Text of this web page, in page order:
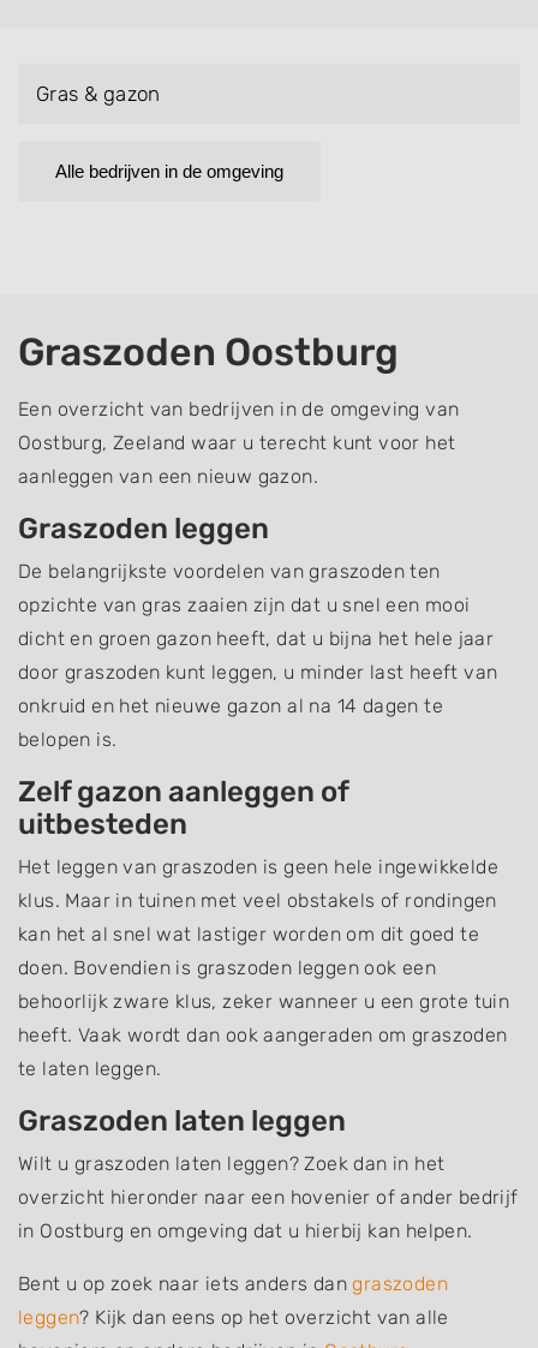
Gras & gazon
Alle bedrijven in de omgeving
Graszoden Oostburg
Een overzicht van bedrijven in de omgeving van
Oostburg, Zeeland waar u terecht kunt voor het
aanleggen van een nieuw gazon.
Graszoden leggen
De belangrijkste voordelen van graszoden ten
opzichte van gras zaaien zijn dat u snel een mooi
dicht en groen gazon heeft, dat u bijna het hele jaar
door graszoden kunt leggen, u minder last heeft van
onkruid en het nieuwe gazon al na 14 dagen te
belopen is.
Zelf gazon aanleggen of
uitbesteden
Het leggen van graszoden is geen hele ingewikkelde
klus. Maar in tuinen met veel obstakels of rondingen
kan het al snel wat lastiger worden om dit goed te
doen. Bovendien is graszoden leggen ook een
behoorlijk zware klus, zeker wanneer u een grote tuin
heeft. Vaak wordt dan ook aangeraden om graszoden
te laten leggen.
Graszoden laten leggen
Wilt u graszoden laten leggen? Zoek dan in het
overzicht hieronder naar een hovenier of ander bedrijf
in Oostburg en omgeving dat u hierbij kan helpen.
Bent u op zoek naar iets anders dangraszoden
leggen? Kijk dan eens op het overzicht van alle